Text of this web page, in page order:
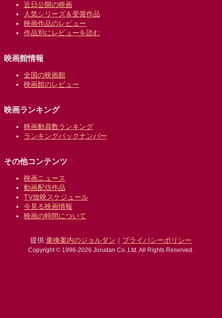
近日公開の映画
人気シリーズ＆受賞作品
映画作品のレビュー
作品別にレビューを読む
映画館情報
全国の映画館
映画館のレビュー
映画ランキング
映画動員数ランキング
ランキングバックナンバー
その他コンテンツ
映画ニュース
動画配信作品
TV放映スケジュール
今見る映画情報
映画の時間について
提供:乗換案内のジョルダン ｜ プライバシーポリシー
Copyright © 1996-2026 Jorudan Co.,Ltd. All Rights Reserved.